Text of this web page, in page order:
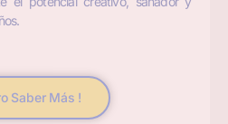
Saber Más !